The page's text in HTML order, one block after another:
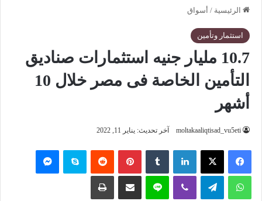
الرئيسية / أسواق
استثمار وتأمين
10.7 مليار جنيه استثمارات صناديق
التأمين الخاصة فى مصر خلال 10
أشهر
moltakaaliqtisad_vu5eti آخر تحديث: يناير 11, 2022
فيسبوك ‫X لينكدإن بينتيريست سكايب
واتساب تيلقرام لاين